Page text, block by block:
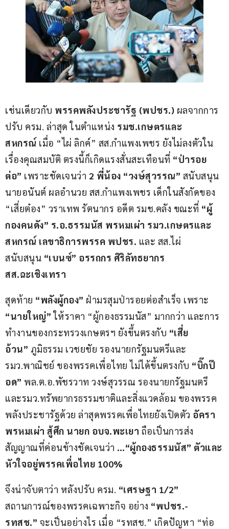
เช่นเดียวกับ พรรคพลังประชารัฐ (พปชร.) ผลจากการ
ปรับ ครม. ล่าสุด ในตำแหน่ง รมช.เกษตรและ
สหกรณ์ เมื่อ “ไผ่ ลิกค์” สส.กำแพงเพชร ยังไม่ลงตัวใน
เรื่องคุณสมบัติ ตรงนี้ก็เกิดแรงสั่นสะเทือนที่ “ป่ารอย
ต่อ” เพราะชัดเจนว่า 2 พี่น้อง “วงษ์สุวรรณ” สนับสนุน
นายอนันต์ ผลอำนวย สส.กำแพงเพชร เด็กในสังกัดของ
“เสี่ยต๋อง” วราเทพ รัตนากร อดีต รมช.คลัง ขณะที่ “ผู้
กองคนดัง” ร.อ.ธรรมนัส พรหมเผ่า รมว.เกษตรและ
สหกรณ์ เลขาธิการพรรค พปชร. และ สส.ไผ่
สนับสนุน “เบนซ์” อรรถกร ศิริลัทธยากร
สส.ฉะเชิงเทรา
สุดท้าย “พลังผู้กอง” ฝ่ามรสุมป่ารอยต่อสำเร็จ เพราะ
“นายใหญ่” ให้ราคา “ผู้กองธรรมนัส” มากกว่า และการ
ทำงานของกระทรวงเกษตรฯ ยังขึ้นตรงกับ “เสี่ย
อ้วน” ภูมิธรรม เวชยชัย รองนายกรัฐมนตรีและ
รมว.พาณิชย์ ของพรรคเพื่อไทย ไม่ได้ขึ้นตรงกับ “บิ๊กป๊
อด” พล.ต.อ.พัชรวาท วงษ์สุวรรณ รองนายกรัฐมนตรี
และรมว.ทรัพยากรธรรมชาติและสิ่งแวดล้อม ของพรรค
พลังประชารัฐด้วย ล่าสุดพรรคเพื่อไทยยังเปิดตัว อัครา
พรหมเผ่า สู้ศึก นายก อบจ.พะเยา ถือเป็นการส่ง
สัญญาณที่ค่อนข้างชัดเจนว่า …“ผู้กองธรรมนัส” ตัวและ
หัวใจอยู่พรรคเพื่อไทย 100%
จึงน่าจับตาว่า หลังปรับ ครม. “เศรษฐา 1/2”
สถานการณ์ของพรรคเฉพาะกิจ อย่าง “พปชร.-
รทสช.” จะเป็นอย่างไร เมื่อ “รทสช.” เกิดปัญหา “ท่อ